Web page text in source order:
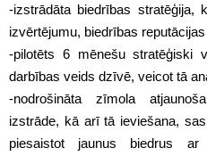
-izstrādāta biedrības stratēģija,
izvērtējumu, biedrības
-pilotēts 6 mēnešu stratēģiski
darbības veids dzīvē, veicot tā
-nodrošināta zīmola
izstrāde, kā arī tā ieviešana,
piesaistot jaunus biedrus ar